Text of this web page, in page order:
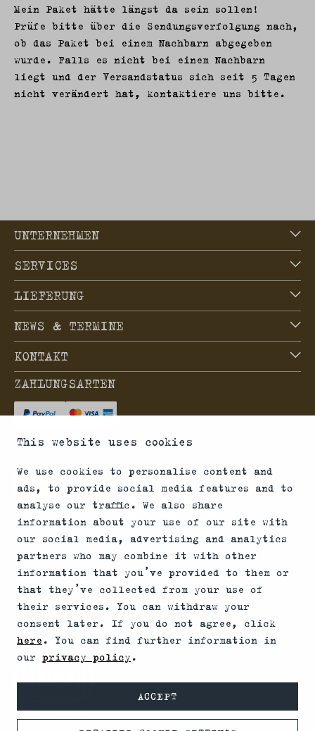
This website uses cookies
We use cookies to personalise content and
ads, to provide social media features and to
analyse our traffic. We also share
information about your use of our site with
our social media, advertising and analytics
partners who may combine it with other
information that you’ve provided to them or
that they’ve collected from your use of
their services. You can withdraw your
consent later. If you do not agree, click
here. You can find further information in
our privacy policy.
ACCEPT
Mein Paket hätte längst da sein sollen!
Prüfe bitte über die Sendungsverfolgung nach,
ob das Paket bei einem Nachbarn abgegeben
wurde. Falls es nicht bei einem Nachbarn
liegt und der Versandstatus sich seit 5 Tagen
nicht verändert hat, kontaktiere uns bitte.
UNTERNEHMEN
SERVICES
LIEFERUNG
NEWS & TERMINE
KONTAKT
ZAHLUNGSARTEN
*Abgabe von Waffen, wesentlichen Waffenteilen und
Munition nur an Inhaber einer Erwerbserlaubnis.
Bitte beachte die rechtlichen Hinweise zur
Verwendung von Schalldämpfern und die rechtlichen
Erwerbs- und Nutzungsbedingungen für Vorsatzoptiken
in Deinem Land.